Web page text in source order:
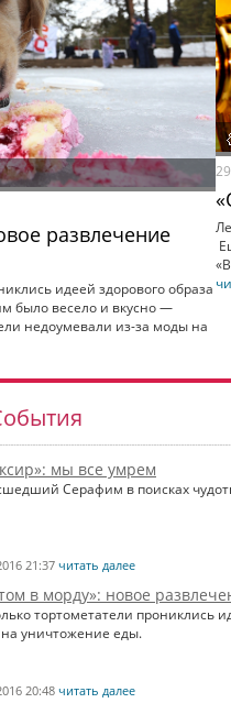
развлечение
идеей здорового образа
было весело и вкусно —
недоумевали из-за моды на
мы все умрем
Серафим в поисках
21:37 читать далее
в морду»: новое
тортометатели прониклись
уничтожение еды.
20:48 читать далее